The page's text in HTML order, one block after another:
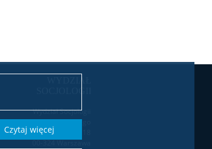
czytaj więcej
Wydział Socjologii
Warszawskiego
ul. Karowa 18
00-324 Warszawa